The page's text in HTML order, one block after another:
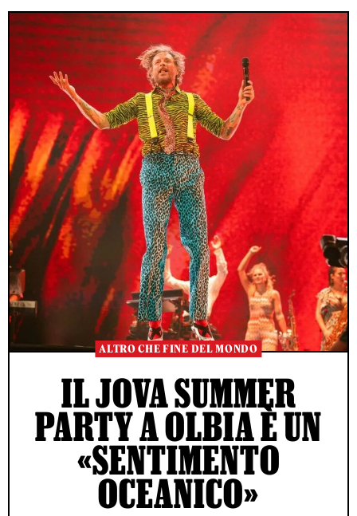
ALTRO CHE FINE DEL MONDO
IL JOVA SUMMER
PARTY A OLBIA È UN
«SENTIMENTO
OCEANICO»